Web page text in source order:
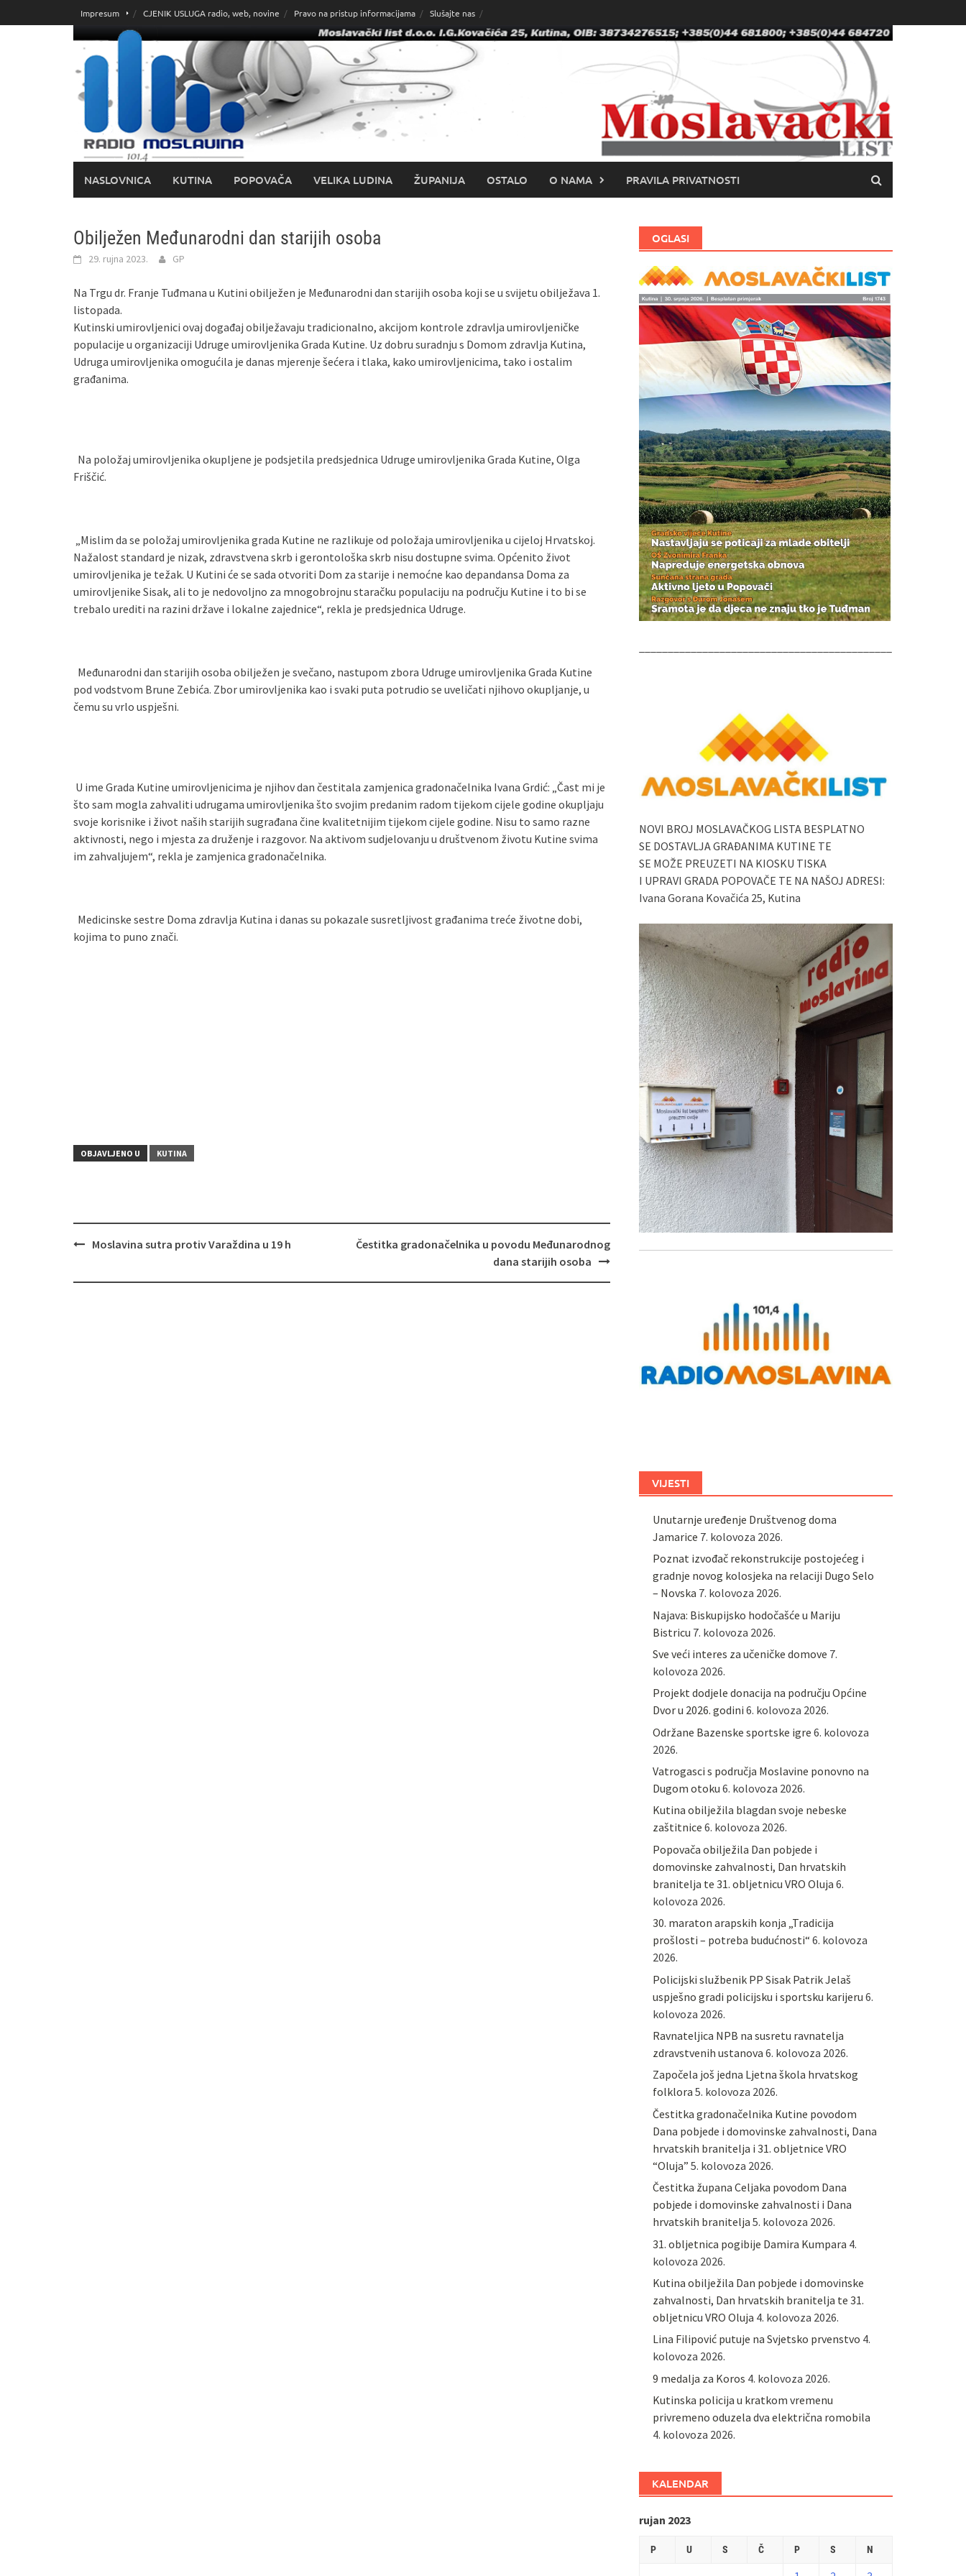
do
Impresum CJENIK USLUGA radio, web, novine Pravo na pristup informacijama Slušajte nas
NASLOVNICA KUTINA POPOVAČA VELIKA LUDINA ŽUPANIJA OSTALO O NAMA PRAVILA PRIVATNOSTI
Obilježen Međunarodni dan starijih osoba
29. rujna 2023. GP
Na Trgu dr. Franje Tuđmana u Kutini obilježen je Međunarodni dan starijih osoba koji se u svijetu obilježava 1.
listopada.
Kutinski umirovljenici ovaj događaj obilježavaju tradicionalno, akcijom kontrole zdravlja umirovljeničke
populacije u organizaciji Udruge umirovljenika Grada Kutine. Uz dobru suradnju s Domom zdravlja Kutina,
Udruga umirovljenika omogućila je danas mjerenje šećera i tlaka, kako umirovljenicima, tako i ostalim
građanima.
Na položaj umirovljenika okupljene je podsjetila predsjednica Udruge umirovljenika Grada Kutine, Olga
Friščić.
„Mislim da se položaj umirovljenika grada Kutine ne razlikuje od položaja umirovljenika u cijeloj Hrvatskoj.
Nažalost standard je nizak, zdravstvena skrb i gerontološka skrb nisu dostupne svima. Općenito život
umirovljenika je težak. U Kutini će se sada otvoriti Dom za starije i nemoćne kao depandansa Doma za
umirovljenike Sisak, ali to je nedovoljno za mnogobrojnu staračku populaciju na području Kutine i to bi se
trebalo urediti na razini države i lokalne zajednice“, rekla je predsjednica Udruge.
Međunarodni dan starijih osoba obilježen je svečano, nastupom zbora Udruge umirovljenika Grada Kutine
pod vodstvom Brune Zebića. Zbor umirovljenika kao i svaki puta potrudio se uveličati njihovo okupljanje, u
čemu su vrlo uspješni.
U ime Grada Kutine umirovljenicima je njihov dan čestitala zamjenica gradonačelnika Ivana Grdić: „Čast mi je
što sam mogla zahvaliti udrugama umirovljenika što svojim predanim radom tijekom cijele godine okupljaju
svoje korisnike i život naših starijih sugrađana čine kvalitetnijim tijekom cijele godine. Nisu to samo razne
aktivnosti, nego i mjesta za druženje i razgovor. Na aktivom sudjelovanju u društvenom životu Kutine svima
im zahvaljujem“, rekla je zamjenica gradonačelnika.
Medicinske sestre Doma zdravlja Kutina i danas su pokazale susretljivost građanima treće životne dobi,
kojima to puno znači.
OBJAVLJENO U KUTINA
Moslavina sutra protiv Varaždina u 19 h
Čestitka gradonačelnika u povodu Međunarodnog
dana starijih osoba
OGLASI
NOVI BROJ MOSLAVAČKOG LISTA BESPLATNO
SE DOSTAVLJA GRAĐANIMA KUTINE TE
SE MOŽE PREUZETI NA KIOSKU TISKA
I UPRAVI GRADA POPOVAČE TE NA NAŠOJ ADRESI:
Ivana Gorana Kovačića 25, Kutina
VIJESTI
Unutarnje uređenje Društvenog doma
Jamarice 7. kolovoza 2026.
Poznat izvođač rekonstrukcije postojećeg i
gradnje novog kolosjeka na relaciji Dugo Selo
– Novska 7. kolovoza 2026.
Najava: Biskupijsko hodočašće u Mariju
Bistricu 7. kolovoza 2026.
Sve veći interes za učeničke domove 7.
kolovoza 2026.
Projekt dodjele donacija na području Općine
Dvor u 2026. godini 6. kolovoza 2026.
Održane Bazenske sportske igre 6. kolovoza
2026.
Vatrogasci s područja Moslavine ponovno na
Dugom otoku 6. kolovoza 2026.
Kutina obilježila blagdan svoje nebeske
zaštitnice 6. kolovoza 2026.
Popovača obilježila Dan pobjede i
domovinske zahvalnosti, Dan hrvatskih
branitelja te 31. obljetnicu VRO Oluja 6.
kolovoza 2026.
30. maraton arapskih konja „Tradicija
prošlosti – potreba budućnosti“ 6. kolovoza
2026.
Policijski službenik PP Sisak Patrik Jelaš
uspješno gradi policijsku i sportsku karijeru 6.
kolovoza 2026.
Ravnateljica NPB na susretu ravnatelja
zdravstvenih ustanova 6. kolovoza 2026.
Započela još jedna Ljetna škola hrvatskog
folklora 5. kolovoza 2026.
Čestitka gradonačelnika Kutine povodom
Dana pobjede i domovinske zahvalnosti, Dana
hrvatskih branitelja i 31. obljetnice VRO
“Oluja” 5. kolovoza 2026.
Čestitka župana Celjaka povodom Dana
pobjede i domovinske zahvalnosti i Dana
hrvatskih branitelja 5. kolovoza 2026.
31. obljetnica pogibije Damira Kumpara 4.
kolovoza 2026.
Kutina obilježila Dan pobjede i domovinske
zahvalnosti, Dan hrvatskih branitelja te 31.
obljetnicu VRO Oluja 4. kolovoza 2026.
Lina Filipović putuje na Svjetsko prvenstvo 4.
kolovoza 2026.
9 medalja za Koros 4. kolovoza 2026.
Kutinska policija u kratkom vremenu
privremeno oduzela dva električna romobila
4. kolovoza 2026.
KALENDAR
rujan 2023
P U S Č P S N